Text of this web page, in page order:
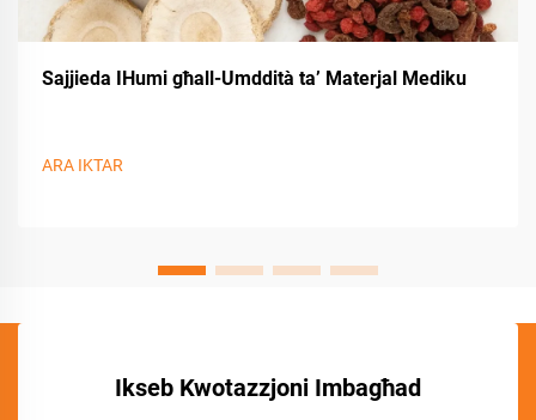
Sajjieda IHumi għall-Umddità ta’ Materjal Mediku
ARA IKTAR
Ikseb Kwotazzjoni Imbagħad